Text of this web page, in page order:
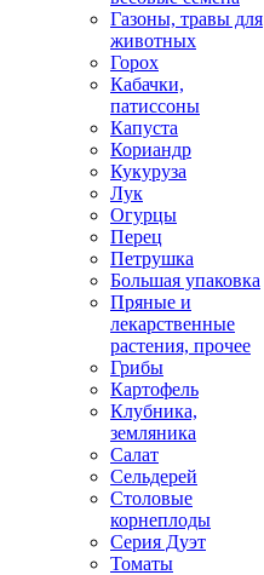
Газоны, травы для
животных
Горох
Кабачки,
патиссоны
Капуста
Кориандр
Кукуруза
Лук
Огурцы
Перец
Петрушка
Большая упаковка
Пряные и
лекарственные
растения, прочее
Грибы
Картофель
Клубника,
земляника
Салат
Сельдерей
Столовые
корнеплоды
Серия Дуэт
Томаты